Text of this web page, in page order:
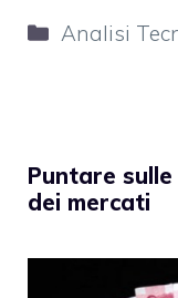
Categorie
Analisi
Puntare
dei mercati